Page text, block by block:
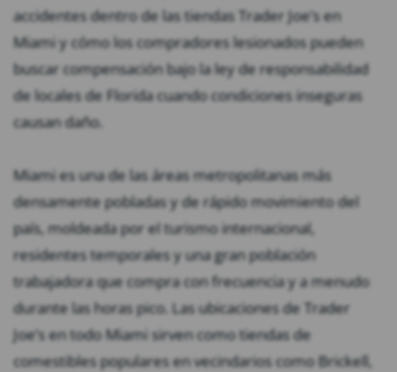
accidentes dentro de las tiendas Trader Joe’s en
Miami y cómo los compradores lesionados pueden
buscar compensación bajo la ley de responsabilidad
de locales de Florida cuando condiciones inseguras
causan daño.
Miami es una de las áreas metropolitanas más
densamente pobladas y de rápido movimiento del
país, moldeada por el turismo internacional,
residentes temporales y una gran población
trabajadora que compra con frecuencia y a menudo
durante las horas pico. Las ubicaciones de Trader
Joe’s en todo Miami sirven como tiendas de
comestibles populares en vecindarios como Brickell,